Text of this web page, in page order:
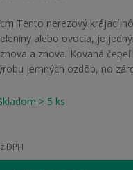
Tento nerezový krájací
alebo ovocia, je
a znova. Kovaná
jemných ozdôb, no
> 5 ks
DPH